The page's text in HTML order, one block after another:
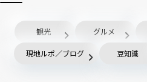
観光 グルメ
現地ルポ／ブログ 豆知識